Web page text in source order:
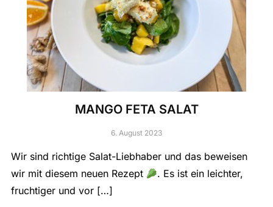
MANGO FETA SALAT
6. August 2023
Wir sind richtige Salat-Liebhaber und das beweisen
wir mit diesem neuen Rezept
. Es ist ein leichter,
fruchtiger und vor […]